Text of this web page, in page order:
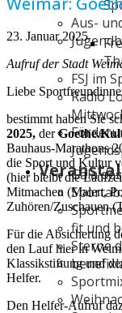
Aus-
FSJ im
Radio
Gala
fit und
Sterne
23. Januar 2025
Aufruf der Stadt
Liebe
bestimmt haben Sie
2025, der
Bauhaus-Marathons
die Sport und Kultur
(hier bleibt die
Mitmachen (Malen,
Zuhören/Zuschauen
Für die Absicherung
den Lauf hier in
Klassikstiftung und
Helfer.
Den Helfer-Aufruf